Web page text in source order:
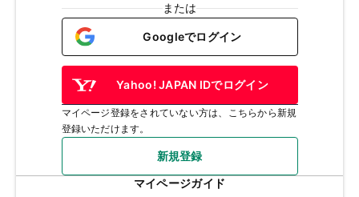
または
Googleでログイン
Yahoo! JAPAN IDでログイン
マイページ登録をされていない方は、こちらから新規
登録いただけます。
新規登録
マイページガイド